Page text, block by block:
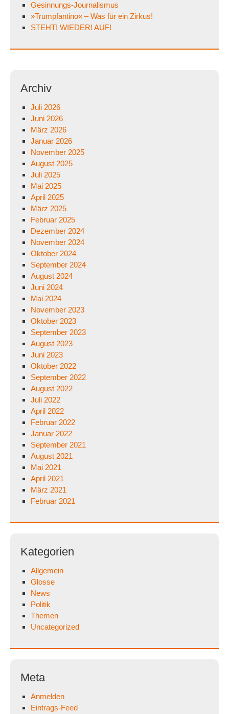
Gesinnungs-Journalismus
»Trumpfantino« – Was für ein Zirkus!
STEHT! WIEDER! AUF!
Archiv
Juli 2026
Juni 2026
März 2026
Januar 2026
November 2025
August 2025
Juli 2025
Mai 2025
April 2025
März 2025
Februar 2025
Dezember 2024
November 2024
Oktober 2024
September 2024
August 2024
Juni 2024
Mai 2024
November 2023
Oktober 2023
September 2023
August 2023
Juni 2023
Oktober 2022
September 2022
August 2022
Juli 2022
April 2022
Februar 2022
Januar 2022
September 2021
August 2021
Mai 2021
April 2021
März 2021
Februar 2021
Kategorien
Allgemein
Glosse
News
Politik
Themen
Uncategorized
Meta
Anmelden
Eintrags-Feed